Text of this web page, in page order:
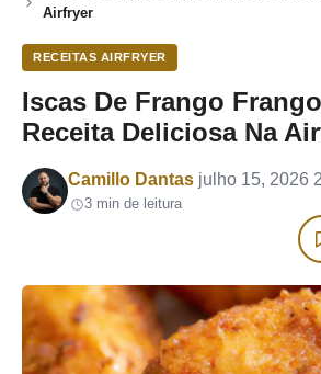
Airfryer
RECEITAS AIRFRYER
Iscas De Frango
Receita Deliciosa Na
Por
Camillo Dantas julho 15, 2026
3 min de leitura